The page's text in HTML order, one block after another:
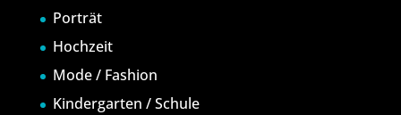
Porträt
Hochzeit
Mode / Fashion
Kindergarten / Schule